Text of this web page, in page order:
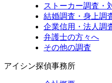
ストーカー調査・
結婚調査・身上調
企業信用・法人調
弁護士の方々へ
その他の調査
アイシン探偵事務所